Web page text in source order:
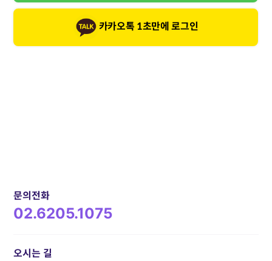
카카오톡 1초만에 로그인
문의전화
02.6205.1075
오시는 길